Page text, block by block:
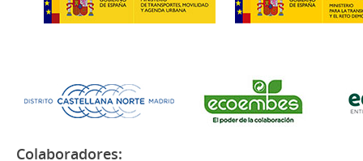
Colaboradores: